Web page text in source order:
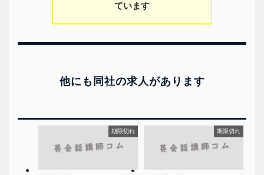
ています
他にも同社の求人があります
期限切れ 期限切れ